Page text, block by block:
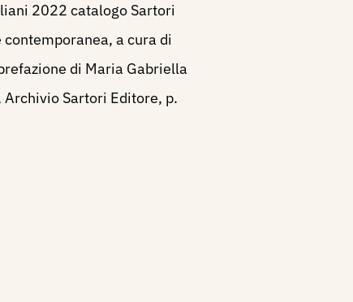
2022 catalogo Sartori
a cura di
di Maria Gabriella
Archivio Sartori Editore, p.